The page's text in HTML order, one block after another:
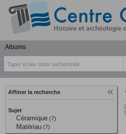
Albums
Affiner la recherche
Sujet
Céramique (7)
Matériau (7)